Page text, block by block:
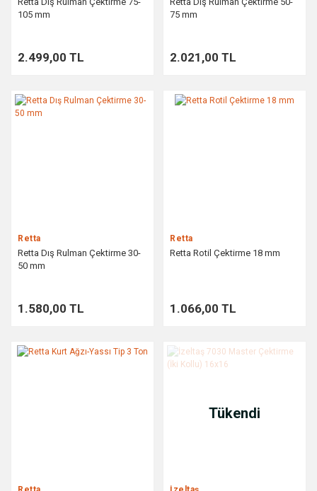
105 mm
2.499,00 TL
75 mm
2.021,00 TL
Retta
Retta Dış Rulman Çektirme 30-
50 mm
1.580,00 TL
Retta
Retta Rotil Çektirme 18 mm
1.066,00 TL
Tükendi